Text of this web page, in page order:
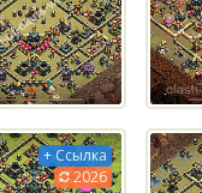
+ Ссылка
2026